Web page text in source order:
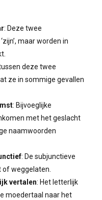
: Deze twee
maar worden in
deze twee
ze in sommige gevallen
: Bijvoeglijke
met het geslacht
naamwoorden
: De subjunctieve
weggelaten.
vertalen: Het letterlijk
moedertaal naar het